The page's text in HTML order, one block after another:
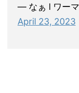
— なぁ l ワー
April 23, 2023